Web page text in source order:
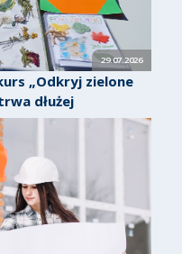
29.07.2026
„Odkryj zielone
dłużej